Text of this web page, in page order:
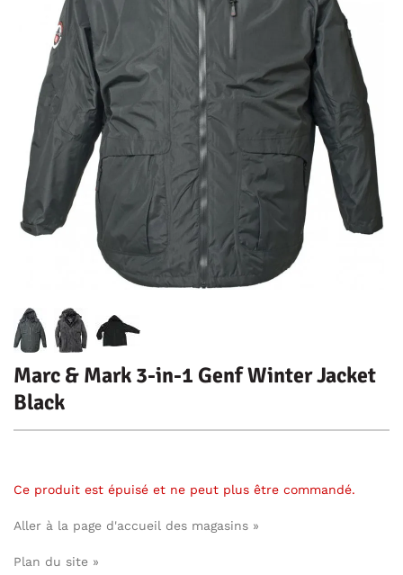
Marc & Mark 3-in-1 Genf Winter Jacket
Black
Ce produit est épuisé et ne peut plus être commandé.
Aller à la page d'accueil des magasins »
Plan du site »